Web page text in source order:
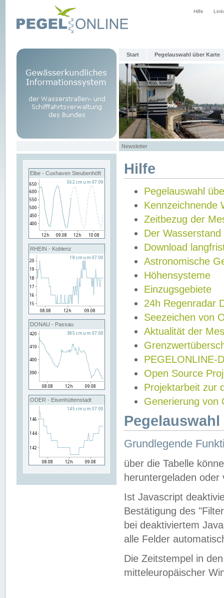
Hilfe
Start Pegelauswahl über Karte
Newsletter
Elbe - Cuxhaven Steubenhöft
RHEIN - Koblenz
DONAU - Passau
ODER - Eisenhüttenstadt
Hilfe
Pegelauswahl
Kennzeichnende
Zeitbezug der
Der Wasserstand
Download
Astronomische
Höhensysteme
Einzugsgebiete
24h Regenradar
Seezeichen von
Aktualität der
PEGELONLINE-
Open Source
Projektarbeit zur
Generierung von
Grundlegende
über die Tabelle
heruntergeladen oder
Ist Javascript
Bestätigung des
bei deaktiviertem
alle Felder
Die Zeitstempel in
mitteleuropäischer